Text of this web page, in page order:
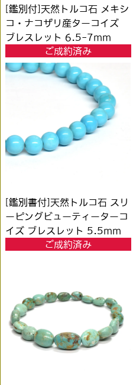
[鑑別付]天然トルコ石 メキシ
コ・ナコザリ産ターコイズ
ブレスレット 6.5-7mm
ご成約済み
[鑑別書付]天然トルコ石 スリ
ーピングビューティーターコ
イズ ブレスレット 5.5mm
ご成約済み